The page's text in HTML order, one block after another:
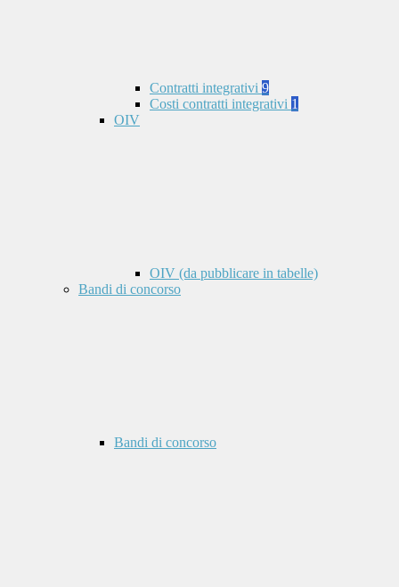
Contratti integrativi 9
Costi contratti integrativi 1
OIV
OIV (da pubblicare in tabelle)
Bandi di concorso
Bandi di concorso